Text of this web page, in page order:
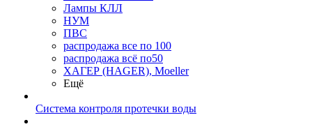
Лампы КЛЛ
НУМ
ПВС
распродажа все по 100
распродажа всё по50
ХАГЕР (HAGER), Moeller
Ещё
Система контроля протечки воды